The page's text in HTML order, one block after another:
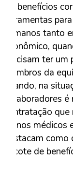
Os benefícios
ferramentas
humanos tanto
econômico,
precisam ter
membros da
quando, na
colaboradores
contratação
planos
destacam
pacote de